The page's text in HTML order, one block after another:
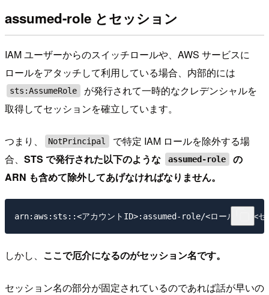
assumed-role とセッション
IAM ユーザーからのスイッチロールや、AWS サービスに
ロールをアタッチして利用している場合、内部的には
sts:AssumeRole
が発行されて一時的なクレデンシャルを
取得してセッションを確立しています。
つまり、 NotPrincipal
で特定 IAM ロールを除外する場
合、 STS で発行された以下のような assumed-role
の
ARN も含めて除外してあげなければなりません。
しかし、 ここで厄介になるのがセッション名です。
セッション名の部分が固定されているのであれば話が早いの